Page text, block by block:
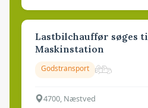
Lastbilchauffør søges
Maskinstation
Godstransport
4700, Næstved